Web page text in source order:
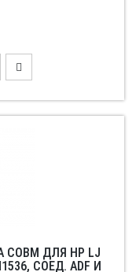
ДЛЯ HP LJ
СОЕД. ADF И